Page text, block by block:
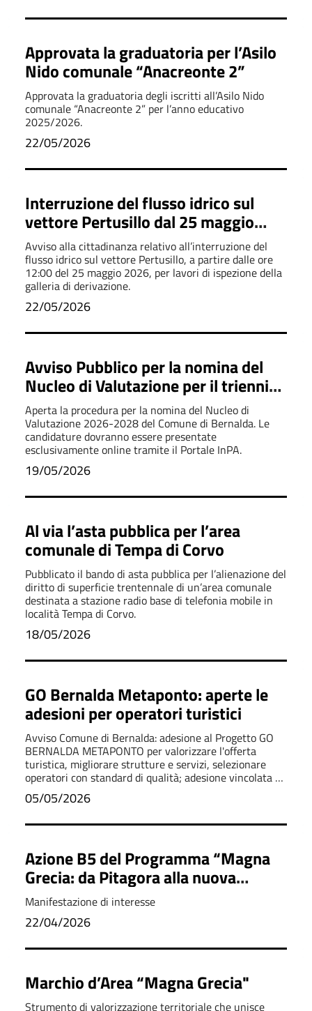
Approvata la graduatoria per l’Asilo
Nido comunale “Anacreonte 2”
Approvata la graduatoria degli iscritti all’Asilo Nido
comunale “Anacreonte 2” per l’anno educativo
2025/2026.
22/05/2026
Interruzione del flusso idrico sul
vettore Pertusillo dal 25 maggio
2026
Avviso alla cittadinanza relativo all’interruzione del
flusso idrico sul vettore Pertusillo, a partire dalle ore
12:00 del 25 maggio 2026, per lavori di ispezione della
galleria di derivazione.
22/05/2026
Avviso Pubblico per la nomina del
Nucleo di Valutazione per il triennio
2026-2028
Aperta la procedura per la nomina del Nucleo di
Valutazione 2026-2028 del Comune di Bernalda. Le
candidature dovranno essere presentate
esclusivamente online tramite il Portale InPA.
19/05/2026
Al via l’asta pubblica per l’area
comunale di Tempa di Corvo
Pubblicato il bando di asta pubblica per l’alienazione del
diritto di superficie trentennale di un’area comunale
destinata a stazione radio base di telefonia mobile in
località Tempa di Corvo.
18/05/2026
GO Bernalda Metaponto: aperte le
adesioni per operatori turistici
Avviso Comune di Bernalda: adesione al Progetto GO
BERNALDA METAPONTO per valorizzare l'offerta
turistica, migliorare strutture e servizi, selezionare
operatori con standard di qualità; adesione vincolata a
requisiti e regolamento.
05/05/2026
Azione B5 del Programma “Magna
Grecia: da Pitagora alla nuova
cittadinanza euromediterranea”
Manifestazione di interesse
22/04/2026
Marchio d’Area “Magna Grecia"
Strumento di valorizzazione territoriale che unisce